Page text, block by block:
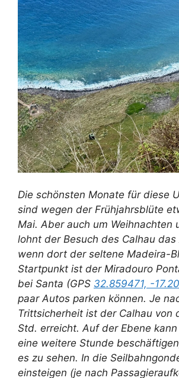
Die schönsten Monate für diese
sind wegen der Frühjahrsblüte
Mai. Aber auch um Weihnachten
lohnt der Besuch des Calhau das
wenn dort der seltene Madeira-
Startpunkt ist der Miradouro
bei Santa (GPS 32.859471, -
paar Autos parken können. Je
Trittsicherheit ist der Calhau von
Std. erreicht. Auf der Ebene
eine weitere Stunde
es zu sehen. In die
einsteigen (je nach